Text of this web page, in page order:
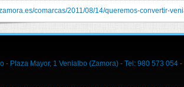
comarcas/2011/08/14/queremos-convertir-
- Plaza Mayor, 1 Venialbo (Zamora) - Tel: 980 573 054 -